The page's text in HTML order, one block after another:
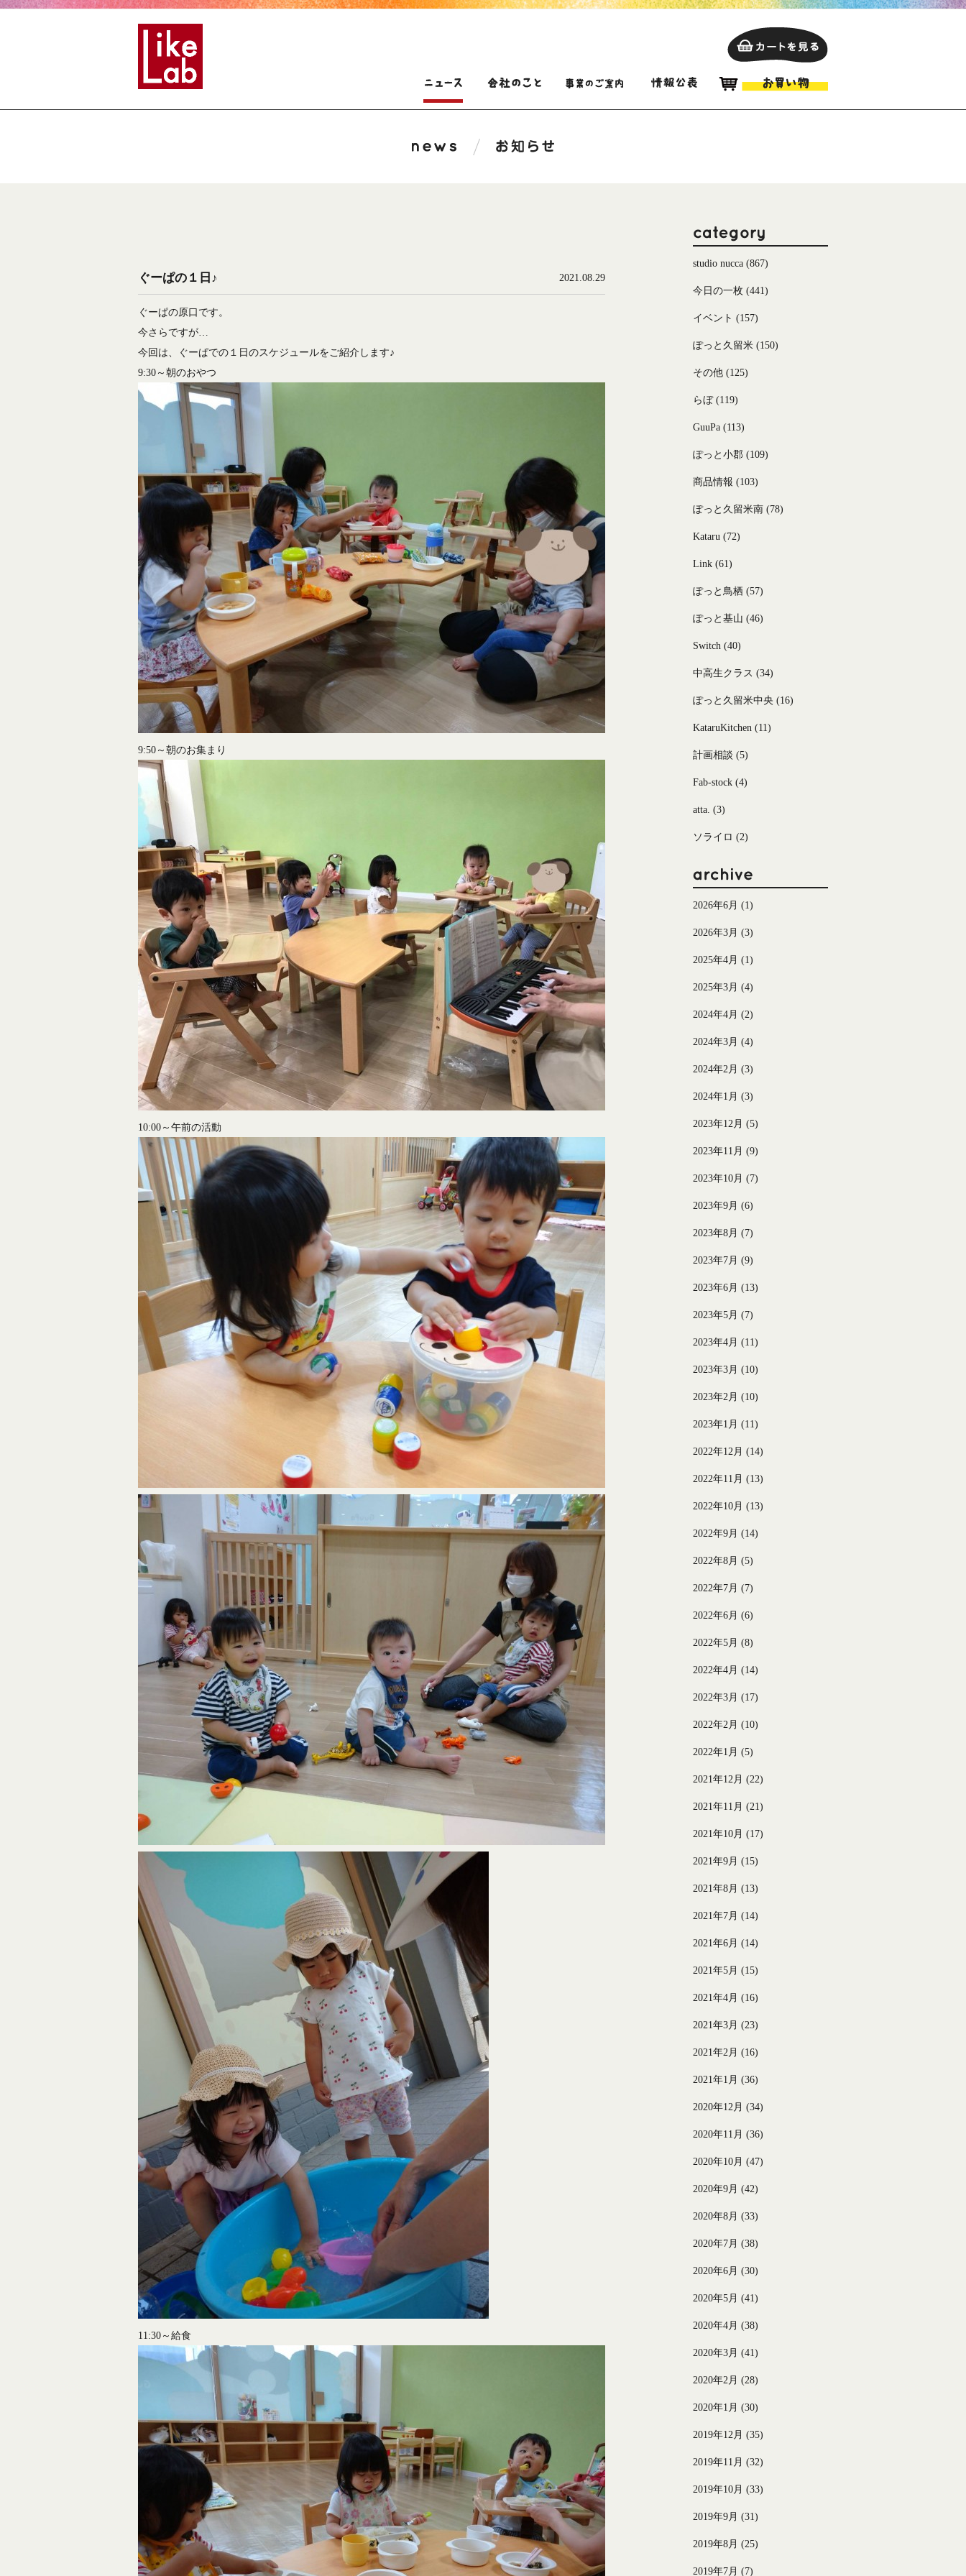
studio nucca (867)
今日の一枚 (441)
イベント (157)
ぽっと久留米 (150)
その他 (125)
らぼ(119)
GuuPa (113)
ぽっと小郡 (109)
商品情報 (103)
ぽっと久留米南 (78)
Kataru (72)
Link (61)
ぽっと鳥栖 (57)
ぽっと基山 (46)
Switch (40)
中高生クラス (34)
ぽっと久留米中央 (16)
KataruKitchen (11)
計画相談 (5)
Fab-stock (4)
atta. (3)
ソライロ (2)
2026年6月 (1)
2026年3月 (3)
2025年4月 (1)
2025年3月 (4)
2024年4月 (2)
2024年3月 (4)
2024年2月 (3)
2024年1月 (3)
2023年12月 (5)
2023年11月 (9)
2023年10月 (7)
2023年9月 (6)
2023年8月 (7)
2023年7月 (9)
2023年6月 (13)
2023年5月 (7)
2023年4月 (11)
2023年3月 (10)
2023年2月 (10)
2023年1月 (11)
2022年12月 (14)
2022年11月 (13)
2022年10月 (13)
2022年9月 (14)
2022年8月 (5)
2022年7月 (7)
2022年6月 (6)
2022年5月 (8)
2022年4月 (14)
2022年3月 (17)
2022年2月 (10)
2022年1月 (5)
2021年12月 (22)
2021年11月 (21)
2021年10月 (17)
2021年9月 (15)
2021年8月 (13)
2021年7月 (14)
2021年6月 (14)
2021年5月 (15)
2021年4月 (16)
2021年3月 (23)
2021年2月 (16)
2021年1月 (36)
2020年12月 (34)
2020年11月 (36)
2020年10月 (47)
2020年9月 (42)
2020年8月 (33)
2020年7月 (38)
2020年6月 (30)
2020年5月 (41)
2020年4月 (38)
2020年3月 (41)
2020年2月 (28)
2020年1月 (30)
2019年12月 (35)
2019年11月 (32)
2019年10月 (33)
2019年9月 (31)
2019年8月 (25)
2019年7月 (7)
ぐーぱの１日♪ 2021.08.29
ぐーぱの原口です。
今さらですが…
今回は、ぐーぱでの１日のスケジュールをご紹介します♪
9:30～朝のおやつ
9:50～朝のお集まり
10:00～午前の活動
11:30～給食